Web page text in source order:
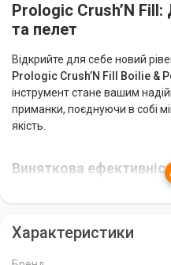
Prologic Crush’N
та пелет
Відкрийте для себе новий
Prologic Crush’N Fill Boilie &
інструмент стане вашим
приманки, поєднуючи в собі
якість.
Виняткова
служби. Навіть найтвердіші
Характеристики